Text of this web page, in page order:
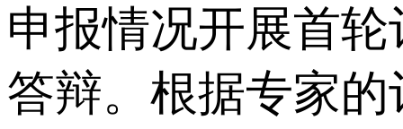
申报情况开展首
答辩。根据专家